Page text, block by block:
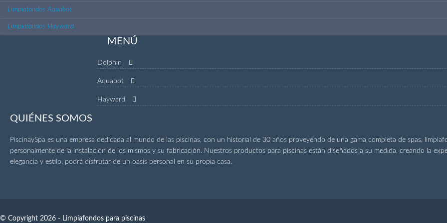
Limpiafondos Aquabot
Limpiafondos Hayward
MENÚ
Dolphin
Aquabot
Hayward
QUIÉNES SOMOS
PiscinaySpa es una empresa dedicada al mundo de las piscinas, con un historial de 30 años proveyendo de una gama completa de spas,
personalmente de la instalación de los mismos y su fabricación. Nuestros productos para piscinas están diseñados a su medida, creando la
elegancia y estilo, podrá disfrutar de un oasis personal en su propia casa.
© Copyright 2026 - Limpiafondos para piscinas